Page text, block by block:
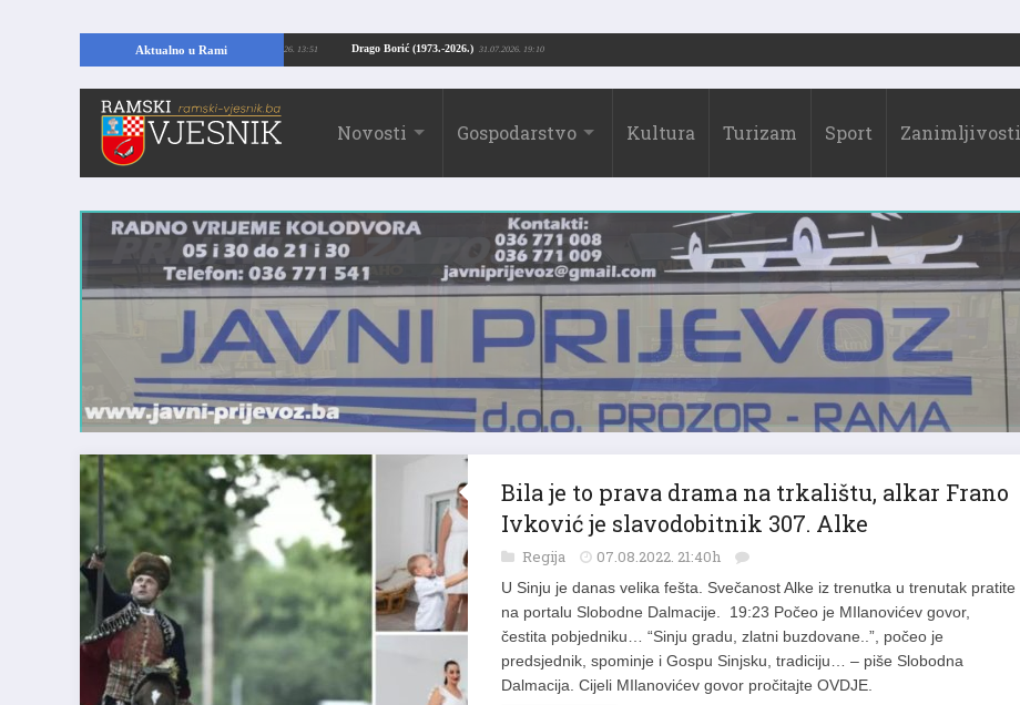
Aktualno u Rami Drago Borić (1973.-2026.)
Kopajući temelje kuće, pronašao vrijedne arheološke ostatke 24.07.2026. 13:51
Novosti Gospodarstvo Kultura Turizam Sport Zanimljivosti
Bila je to prava drama na trkalištu, alkar Frano
Ivković je slavodobitnik 307. Alke
Regija 07.08.2022. 21:40h
U Sinju je danas velika fešta. Svečanost Alke iz trenutka u trenutak pratite
na portalu Slobodne Dalmacije. 19:23 Počeo je MIlanovićev govor,
čestita pobjedniku… “Sinju gradu, zlatni buzdovane..”, počeo je
predsjednik, spominje i Gospu Sinjsku, tradiciju… – piše Slobodna
Dalmacija. Cijeli MIlanovićev govor pročitajte OVDJE.